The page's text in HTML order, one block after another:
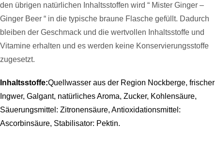
den übrigen natürlichen Inhaltsstoffen wird “ Mister Ginger –
Ginger Beer “ in die typische braune Flasche gefüllt. Dadurch
bleiben der Geschmack und die wertvollen Inhaltsstoffe und
Vitamine erhalten und es werden keine Konservierungsstoffe
zugesetzt.
Inhaltsstoffe:Quellwasser aus der Region Nockberge, frischer
Ingwer, Galgant, natürliches Aroma, Zucker, Kohlensäure,
Säuerungsmittel: Zitronensäure, Antioxidationsmittel:
Ascorbinsäure, Stabilisator: Pektin.